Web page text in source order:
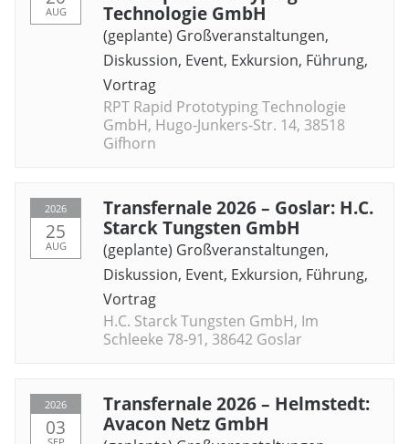
AUG
Technologie GmbH
(geplante) Großveranstaltungen,
Diskussion, Event, Exkursion, Führung,
Vortrag
RPT Rapid Prototyping Technologie
GmbH, Hugo-Junkers-Str. 14, 38518
Gifhorn
2026
25
AUG
Transfernale 2026 – Goslar: H.C.
Starck Tungsten GmbH
(geplante) Großveranstaltungen,
Diskussion, Event, Exkursion, Führung,
Vortrag
H.C. Starck Tungsten GmbH, Im
Schleeke 78-91, 38642 Goslar
2026
03
Transfernale 2026 – Helmstedt:
Avacon Netz GmbH